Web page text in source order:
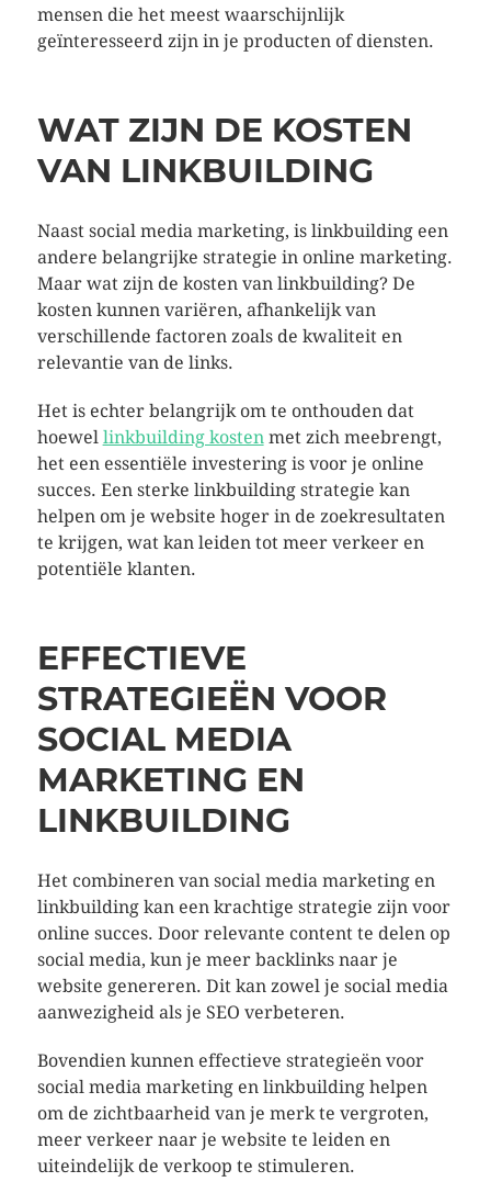
mensen die het meest waarschijnlijk
geïnteresseerd zijn in je producten of diensten.
WAT ZIJN DE KOSTEN
VAN LINKBUILDING
Naast social media marketing, is linkbuilding een
andere belangrijke strategie in online marketing.
Maar wat zijn de kosten van linkbuilding? De
kosten kunnen variëren, afhankelijk van
verschillende factoren zoals de kwaliteit en
relevantie van de links.
Het is echter belangrijk om te onthouden dat
hoewel linkbuilding kostenmet zich meebrengt,
het een essentiële investering is voor je online
succes. Een sterke linkbuilding strategie kan
helpen om je website hoger in de zoekresultaten
te krijgen, wat kan leiden tot meer verkeer en
potentiële klanten.
EFFECTIEVE
STRATEGIEËN VOOR
SOCIAL MEDIA
MARKETING EN
LINKBUILDING
Het combineren van social media marketing en
linkbuilding kan een krachtige strategie zijn voor
online succes. Door relevante content te delen op
social media, kun je meer backlinks naar je
website genereren. Dit kan zowel je social media
aanwezigheid als je SEO verbeteren.
Bovendien kunnen effectieve strategieën voor
social media marketing en linkbuilding helpen
om de zichtbaarheid van je merk te vergroten,
meer verkeer naar je website te leiden en
uiteindelijk de verkoop te stimuleren.